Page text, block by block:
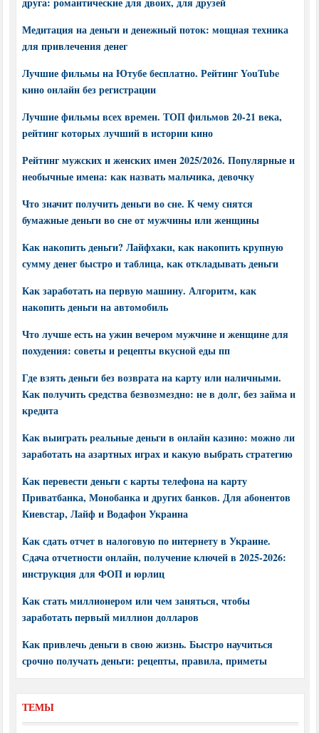
Медитация на деньги и денежный поток: мощная техника
для привлечения денег
Лучшие фильмы на Ютубе бесплатно. Рейтинг YouTube
кино онлайн без регистрации
Лучшие фильмы всех времен. ТОП фильмов 20-21 века,
рейтинг которых лучший в истории кино
Рейтинг мужских и женских имен 2025/2026. Популярные и
необычные имена: как назвать мальчика, девочку
Что значит получить деньги во сне. К чему снятся
бумажные деньги во сне от мужчины или женщины
Как накопить деньги? Лайфхаки, как накопить крупную
сумму денег быстро и таблица, как откладывать деньги
Как заработать на первую машину. Алгоритм, как
накопить деньги на автомобиль
Что лучше есть на ужин вечером мужчине и женщине для
похудения: советы и рецепты вкусной еды пп
Где взять деньги без возврата на карту или наличными.
Как получить средства безвозмездно: не в долг, без займа и
кредита
Как выиграть реальные деньги в онлайн казино: можно ли
заработать на азартных играх и какую выбрать стратегию
Как перевести деньги с карты телефона на карту
Приватбанка, Монобанка и других банков. Для абонентов
Киевстар, Лайф и Водафон Украина
Как сдать отчет в налоговую по интернету в Украине.
Сдача отчетности онлайн, получение ключей в 2025-2026:
инструкция для ФОП и юрлиц
Как стать миллионером или чем заняться, чтобы
заработать первый миллион долларов
Как привлечь деньги в свою жизнь. Быстро научиться
срочно получать деньги: рецепты, правила, приметы
ТЕМЫ